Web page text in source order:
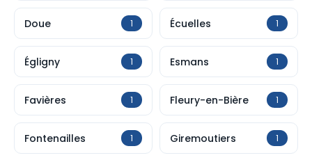
Doue 1 Écuelles 1
Égligny 1 Esmans 1
Favières 1 Fleury-en-Bière 1
Fontenailles 1 Giremoutiers 1